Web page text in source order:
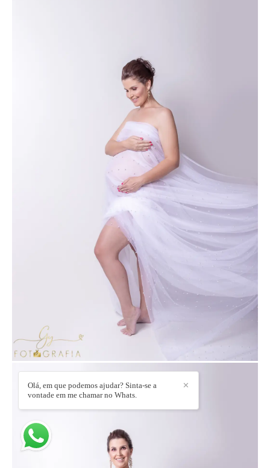
✕
Olá, em que podemos ajudar? Sinta-se a
vontade em me chamar no Whats.